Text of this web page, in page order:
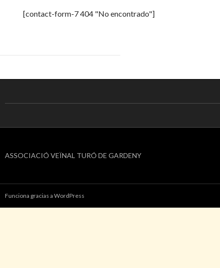
[contact-form-7 404 "No encontrado"]
ASSOCIACIÓ VEÏNAL TURÓ DE GARDENY
Funciona gracias a WordPress